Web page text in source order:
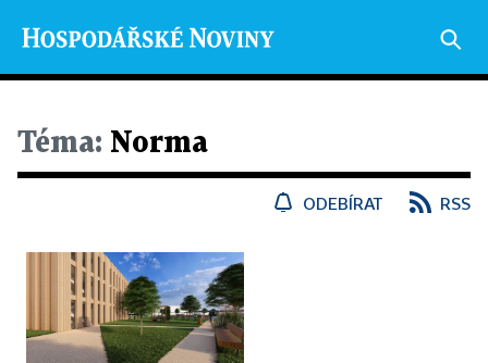
Téma: Norma
ODEBÍRAT RSS